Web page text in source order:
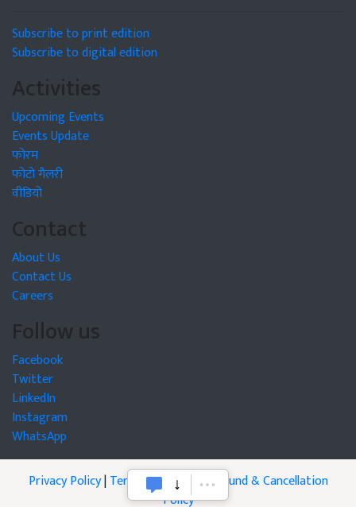
Subscribe to print edition
Subscribe to digital edition
Activities
Upcoming Events
Events Update
फोरम
फोटो गैलरी
वीडियो
Contact
About Us
Contact Us
Careers
Follow us
Facebook
Twitter
LinkedIn
Instagram
WhatsApp
Privacy Policy|Terms of Service|Refund & Cancellation
Policy